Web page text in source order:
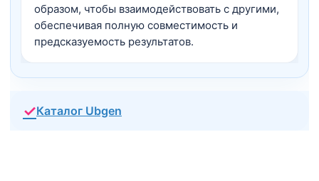
образом, чтобы взаимодействовать с другими,
обеспечивая полную совместимость и
предсказуемость результатов.
✓Каталог Ubgen